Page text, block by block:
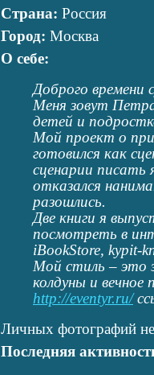
Страна: Россия
Город: Москва
О себе:
Доброго времени
Меня зовут
детей и
Мой проект о
готовился как
сценарии писать
отказался
разошлись.
Две книги я
посмотреть в
iBookStore, kypit-
Мой стиль – это
колдуны и
http://eventyr.ru/
Личных фотографий
Последняя